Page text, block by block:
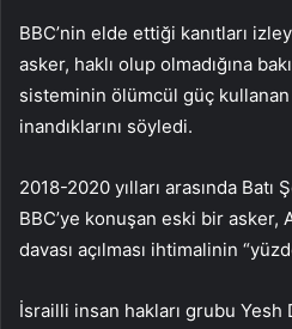
BBC’nin elde ettiği kanıtları
asker, haklı olup olmadığına
sisteminin ölümcül güç
inandıklarını söyledi.
2018-2020 yılları arasında Batı
BBC’ye konuşan eski bir asker,
davası açılması ihtimalinin
İsrailli insan hakları grubu